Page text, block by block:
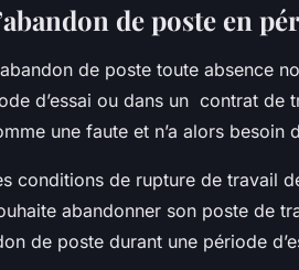
de poste en
de poste toute absence
d’essai ou dans un contrat de
une faute et n’a alors besoin
conditions de rupture de travail
abandonner son poste de
de poste durant une période